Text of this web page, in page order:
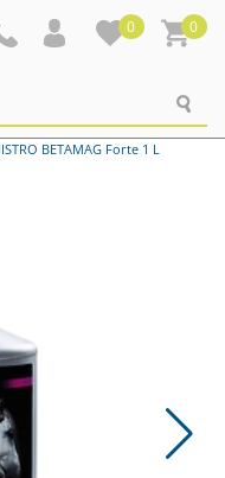
0 0
BETAMAG Forte 1 L